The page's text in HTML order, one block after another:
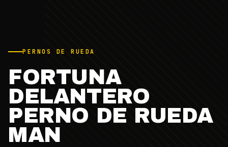
PERNOS DE RUEDA
FORTUNA
DELANTERO
PERNO DE RUEDA
MAN